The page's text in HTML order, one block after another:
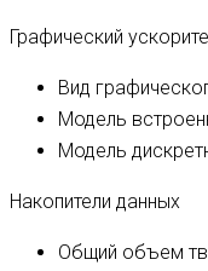
Графический
Вид
Модель
Модель
Накопители данных
Общий объем